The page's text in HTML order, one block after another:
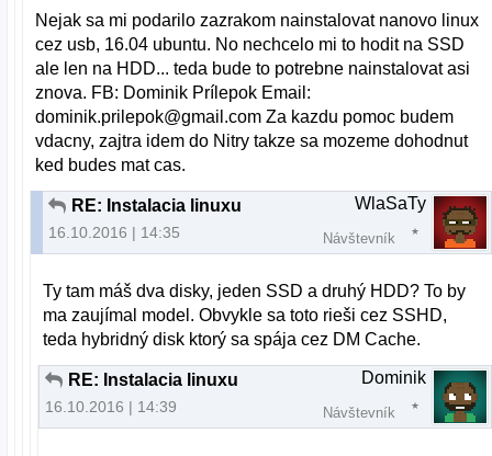
Nejak sa mi podarilo zazrakom nainstalovat nanovo linux
cez usb, 16.04 ubuntu. No nechcelo mi to hodit na SSD
ale len na HDD... teda bude to potrebne nainstalovat asi
znova. FB: Dominik Prílepok Email:
dominik.prilepok@gmail.com Za kazdu pomoc budem
vdacny, zajtra idem do Nitry takze sa mozeme dohodnut
ked budes mat cas.
RE: Instalacia linuxu
16.10.2016 | 14:35
WlaSaTy
Návštevník
Ty tam máš dva disky, jeden SSD a druhý HDD? To by
ma zaujímal model. Obvykle sa toto rieši cez SSHD,
teda hybridný disk ktorý sa spája cez DM Cache.
RE: Instalacia linuxu
16.10.2016 | 14:39
Dominik
Návštevník